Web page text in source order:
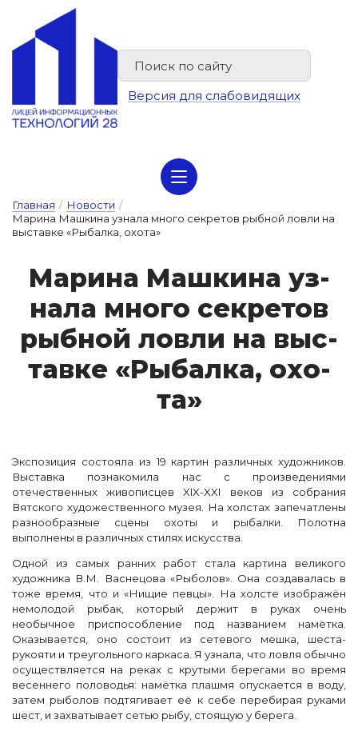
Версия для слабовидящих
Главная / Новости /
Марина Машкина узнала много секретов рыбной ловли на
выставке «Рыбалка, охота»
Ма­ри­на Маш­ки­на уз­
на­ла мно­го сек­ре­тов
рыб­ной лов­ли на выс­
тавке «Ры­бал­ка, о­хо­
та»
Экспозиция состояла из 19 картин различных художников.
Выставка познакомила нас с произведениями
отечественных живописцев XIX-XXI веков из собрания
Вятского художественного музея. На холстах запечатлены
разнообразные сцены охоты и рыбалки. Полотна
выполнены в различных стилях искусства.
Одной из самых ранних работ стала картина великого
художника В.М. Васнецова «Рыболов». Она создавалась в
тоже время, что и «Нищие певцы». На холсте изображён
немолодой рыбак, который держит в руках очень
необычное приспособление под названием намётка.
Оказывается, оно состоит из сетевого мешка, шеста-
рукояти и треугольного каркаса. Я узнала, что ловля обычно
осуществляется на реках с крутыми берегами во время
весеннего половодья: намётка плашмя опускается в воду,
затем рыболов подтягивает её к себе перебирая руками
шест, и захватывает сетью рыбу, стоящую у берега.